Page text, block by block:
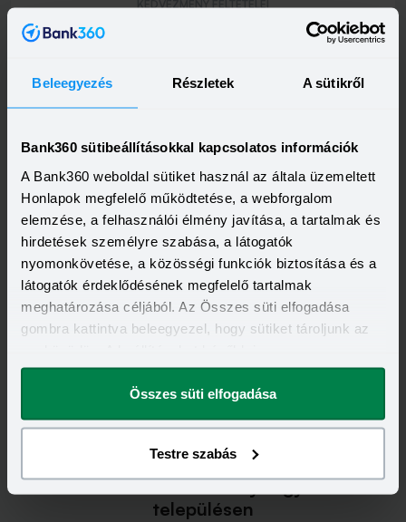
Beleegyezés Részletek A sütikről
Bank360 sütibeállításokkal kapcsolatos információk
A Bank360 weboldal sütiket használ az általa üzemeltett
Honlapok megfelelő működtetése, a webforgalom
elemzése, a felhasználói élmény javítása, a tartalmak és
hirdetések személyre szabása, a látogatók
nyomonkövetése, a közösségi funkciók biztosítása és a
látogatók érdeklődésének megfelelő tartalmak
meghatározása céljából. Az Összes süti elfogadása
gombra kattintva beleegyezel, hogy sütiket tároljunk az
megváltoztathatod.
Összes süti elfogadása
Testre szabás
KEDVEZMÉNY FELTÉTELEI
Minimum életkor:
18 év
Minimum munkaviszony:
3 hónap
KH Bank bankfiókok Nyíregyháza
településen